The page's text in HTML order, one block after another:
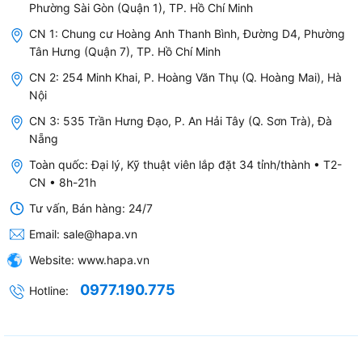
Khi bật bếp, dòng điện xoay chiều chạy qua
cuộn dây đồng (cuộn dây từ) đặt dưới mặt kính
bếp.
Cuộn dây này tạo ra một từ trường biến thiên có
tần số cao.
Cảm ứng điện từ làm nóng đáy nồi
Nếu đặt nồi có đáy nhiễm từ (inox 430, gang,
thép từ) lên bếp, từ trường sẽ tác động lên đáy
Các dòng điện xoáy (Foucault) xuất hiện trong
phẩm bên trong, giúp nấu chín thức ăn.
Phường Sài Gòn (Quận 1), TP. Hồ Chí Minh
CN 1: Chung cư Hoàng Anh Thanh Bình, Đường D4, Phường
Tân Hưng (Quận 7), TP. Hồ Chí Minh
CN 2: 254 Minh Khai, P. Hoàng Văn Thụ (Q. Hoàng Mai), Hà
Nội
CN 3: 535 Trần Hưng Đạo, P. An Hải Tây (Q. Sơn Trà), Đà
Nẵng
Toàn quốc: Đại lý, Kỹ thuật viên lắp đặt 34 tỉnh/thành • T2-
CN • 8h-21h
Tư vấn, Bán hàng: 24/7
Email: sale@hapa.vn
Website: www.hapa.vn
Hotline: 0977.190.775